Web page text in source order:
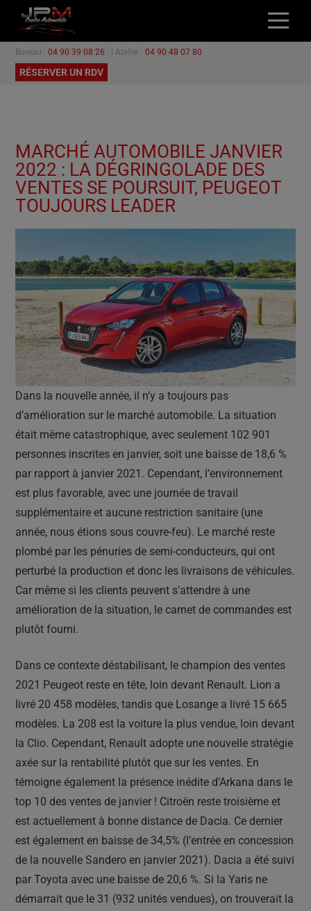
ACCUEIL
NOS VÉHICULES
PROMOTIONS
CONTACT
Bureau : 04 90 39 08 26 | Atelier : 04 90 48 07 80
RÉSERVER UN RDV
MARCHÉ AUTOMOBILE JANVIER
2022 : LA DÉGRINGOLADE DES
VENTES SE POURSUIT, PEUGEOT
TOUJOURS LEADER
Dans la nouvelle année, il n’y a toujours pas
d’amélioration sur le marché automobile. La situation
était même catastrophique, avec seulement 102 901
personnes inscrites en janvier, soit une baisse de 18,6 %
par rapport à janvier 2021. Cependant, l’environnement
est plus favorable, avec une journée de travail
supplémentaire et aucune restriction sanitaire (une
année, nous étions sous couvre-feu). Le marché reste
plombé par les pénuries de semi-conducteurs, qui ont
perturbé la production et donc les livraisons de véhicules.
Car même si les clients peuvent s’attendre à une
amélioration de la situation, le carnet de commandes est
plutôt fourni.
Dans ce contexte déstabilisant, le champion des ventes
2021 Peugeot reste en tête, loin devant Renault. Lion a
livré 20 458 modèles, tandis que Losange a livré 15 665
modèles. La 208 est la voiture la plus vendue, loin devant
la Clio. Cependant, Renault adopte une nouvelle stratégie
axée sur la rentabilité plutôt que sur les ventes. En
témoigne également la présence inédite d’Arkana dans le
top 10 des ventes de janvier ! Citroën reste troisième et
est actuellement à bonne distance de Dacia. Ce dernier
est également en baisse de 34,5% (l’entrée en concession
de la nouvelle Sandero en janvier 2021). Dacia a été suivi
par Toyota avec une baisse de 20,6 %. Si la Yaris ne
démarrait que le 31 (932 unités vendues), on trouverait la